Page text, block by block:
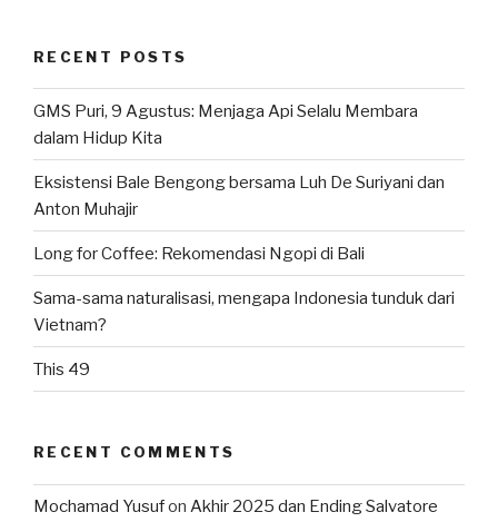
RECENT POSTS
GMS Puri, 9 Agustus: Menjaga Api Selalu Membara
dalam Hidup Kita
Eksistensi Bale Bengong bersama Luh De Suriyani dan
Anton Muhajir
Long for Coffee: Rekomendasi Ngopi di Bali
Sama-sama naturalisasi, mengapa Indonesia tunduk dari
Vietnam?
This 49
RECENT COMMENTS
Mochamad Yusufon Akhir 2025 dan Ending Salvatore